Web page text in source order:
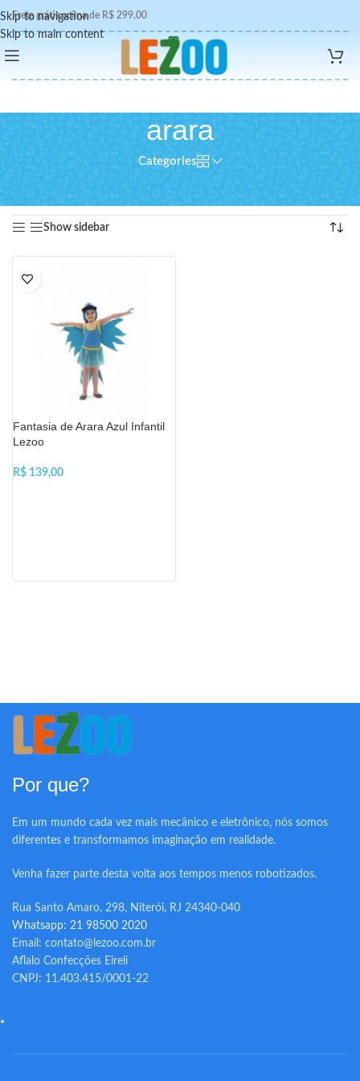
Skip to navigation
Skip to main content
Frete grátis acima de R$ 299,00
arara
Categories
Produtos marcados com a tag “arara”
Exibindo um único resultado
Show sidebar
Fantasia de Arara Azul Infantil
Lezoo
R$
Por que?
Em um mundo cada vez mais mecânico e eletrônico, nós somos
diferentes e transformamos imaginação em realidade.
Venha fazer parte desta volta aos tempos menos robotizados.
Rua Santo Amaro, 298, Niterói, RJ 24340-040
Whatsapp: 21 98500 2020
Email: contato@lezoo.com.br
Aflalo Confecções Eireli
CNPJ: 11.403.415/0001-22